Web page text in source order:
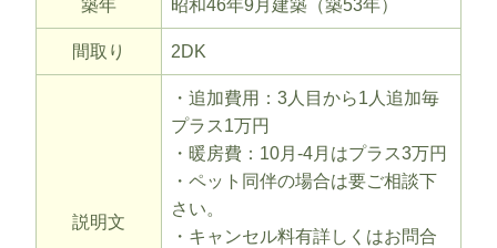
築年 昭和46年9月建築（築53年）
間取り 2DK
説明文
・追加費用：3人目から1人追加毎
プラス1万円
・暖房費：10月-4月はプラス3万円
・ペット同伴の場合は要ご相談下
さい。
・キャンセル料有詳しくはお問合